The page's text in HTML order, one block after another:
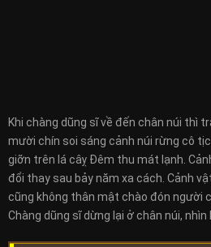
Khi chàng dũng sĩ về đến chân núi thì
mười chín soi sáng cảnh núi rừng cô
giỡn trên lá câỵ Đêm thu mát lạnh.
đổi thay sau bảy năm xa cách. Cảnh
cũng không thân mật chào đón người
Chàng dũng sĩ dừng lại ở chân núi, nhìn